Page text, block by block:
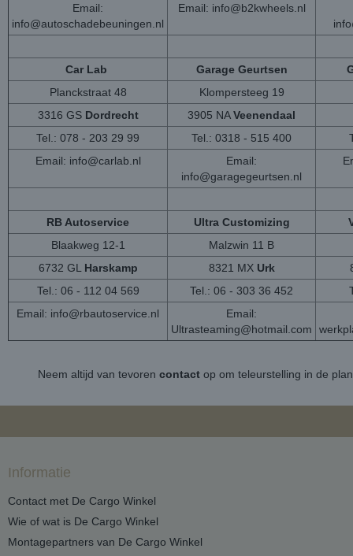
Email:
info@autoschadebeuningen.nl
Email: info@b2kwheels.nl
Car Lab Garage Geurtsen
Planckstraat 48
Klompersteeg 19
3316 GS Dordrecht 3905 NAVeenendaal
Tel.: 078 - 203 29 99
Tel.: 0318 - 515 400
Email: info@carlab.nl
Email:
info@garagegeurtsen.nl
RB Autoservice Ultra Customizing
Blaakweg 12-1
Malzwin 11 B
6732 GL Harskamp 8321 MX Urk
Tel.: 06 - 112 04 569
Tel.: 06 - 303 36 452
Email: info@rbautoservice.nl
Email:
Ultrasteaming@hotmail.com
Neem altijd van tevoren contactop om teleurstelling in de
Informatie
Contact met De Cargo Winkel
Wie of wat is De Cargo Winkel
Montagepartners van De Cargo Winkel